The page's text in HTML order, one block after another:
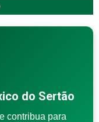
do Sertão
contribua para